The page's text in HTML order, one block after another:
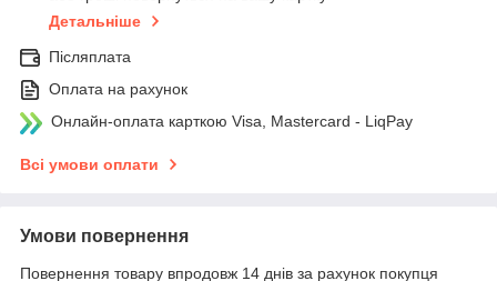
Детальніше
Післяплата
Оплата на рахунок
Онлайн-оплата карткою Visa, Mastercard - LiqPay
Всі умови оплати
Умови повернення
Повернення товару впродовж 14 днів за рахунок покупця